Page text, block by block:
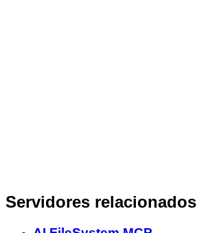
Servidores relacionados